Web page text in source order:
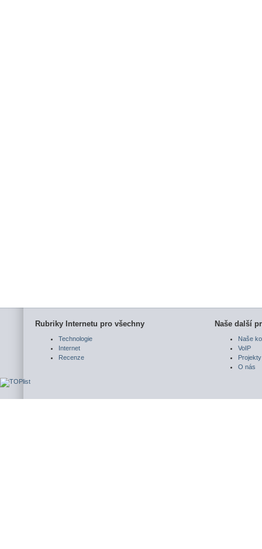
Rubriky Internetu pro všechny
Technologie
Internet
Recenze
Naše další
Naše
VoIP
Projekty
O nás